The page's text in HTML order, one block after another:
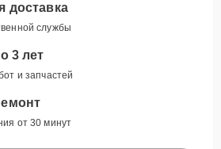
доставка
службы
3 лет
и запчастей
от 30 минут